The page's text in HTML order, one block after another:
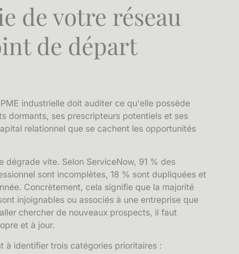
de votre réseau
de départ
industrielle doit auditer ce qu'elle possède
dormants, ses prescripteurs potentiels et ses
relationnel que se cachent les opportunités
dégrade vite. Selon ServiceNow, 91 % des
sont incomplètes, 18 % sont dupliquées et
Concrètement, cela signifie que la majorité
injoignables ou associés à une entreprise que
chercher de nouveaux prospects, il faut
et à jour.
à identifier trois catégories prioritaires :